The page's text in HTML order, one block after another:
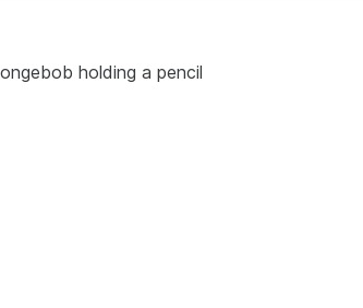
holding a pencil